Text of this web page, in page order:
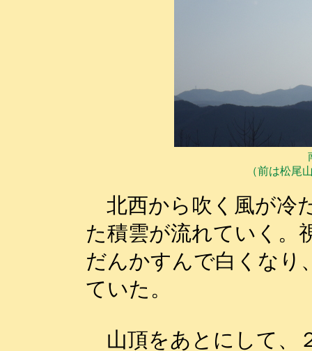
（前は松尾
北西から吹く風が冷
た積雲が流れていく。
だんかすんで白くなり
ていた。
山頂をあとにして、